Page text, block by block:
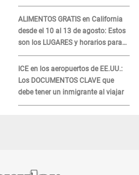
ALIMENTOS GRATIS en California
desde el 10 al 13 de agosto: Estos
son los LUGARES y horarios para
recibir la ayuda
ICE en los aeropuertos de EE.UU.:
Los DOCUMENTOS CLAVE que
debe tener un inmigrante al viajar